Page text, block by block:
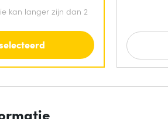
kan langer zijn dan 2